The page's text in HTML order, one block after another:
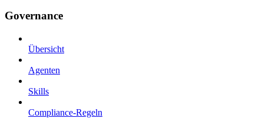
Governance
Übersicht
Agenten
Skills
Compliance-Regeln